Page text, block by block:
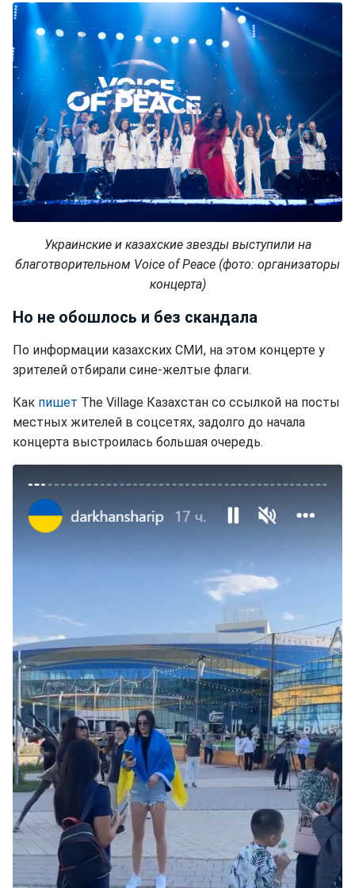
Украинские и казахские звезды выступили на
благотворительном Voice of Peace (фото: организаторы
концерта)
Но не обошлось и без скандала
По информации казахских СМИ, на этом концерте у
зрителей отбирали сине-желтые флаги.
Как пишет The Village Казахстан со ссылкой на посты
местных жителей в соцсетях, задолго до начала
концерта выстроилась большая очередь.